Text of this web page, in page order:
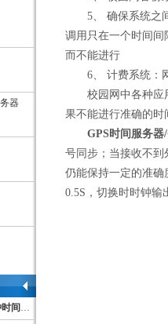
器
RC436基础时钟系统：智能化工程子母钟时间同步配套设备
5、 确保系统之间
调用只在一个时间
而不能进行
6、 计费系统：网
校园网中各种应用
果不能进行准确的
GPS时间服务器
号同步；当接收不到
仍能保持一定的准
0.5S，切换时时钟输